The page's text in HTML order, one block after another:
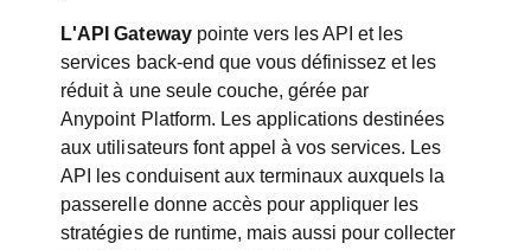
L'API Gatewaypointe vers les API et les
services back-end que vous définissez et les
réduit à une seule couche, gérée par
Anypoint Platform. Les applications destinées
aux utilisateurs font appel à vos services. Les
API les conduisent aux terminaux auxquels la
passerelle donne accès pour appliquer les
stratégies de runtime, mais aussi pour collecter